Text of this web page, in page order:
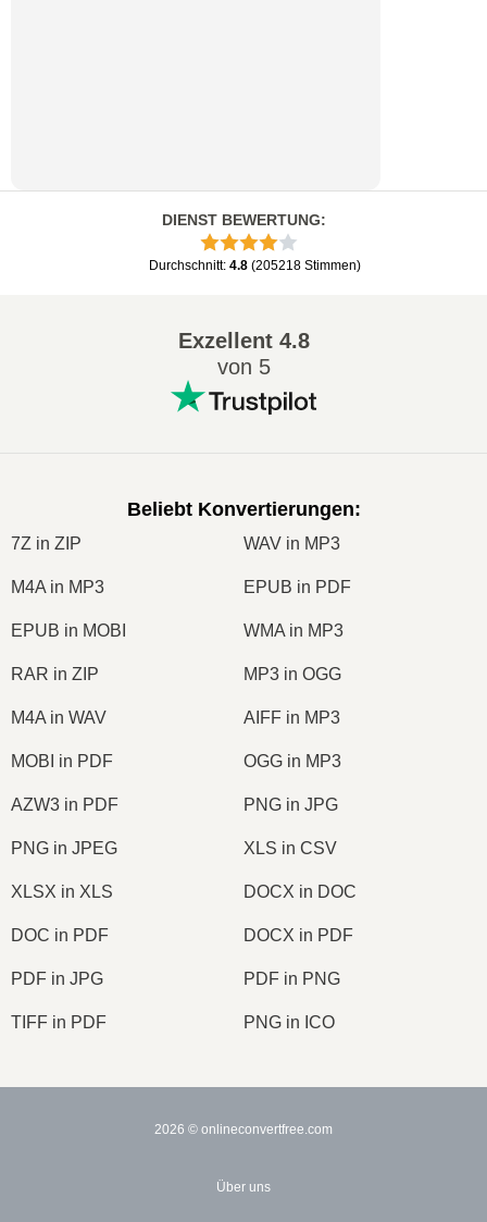
DIENST BEWERTUNG:
Durchschnitt: 4.8 (205218 Stimmen)
Exzellent4.8
von 5
Beliebt Konvertierungen:
7Z in ZIP WAV in MP3
M4A in MP3 EPUB in PDF
EPUB in MOBI WMA in MP3
RAR in ZIP MP3 in OGG
M4A in WAV AIFF in MP3
MOBI in PDF OGG in MP3
AZW3 in PDF PNG in JPG
PNG in JPEG XLS in CSV
XLSX in XLS DOCX in DOC
DOC in PDF DOCX in PDF
PDF in JPG PDF in PNG
TIFF in PDF PNG in ICO
2026 © onlineconvertfree.com
Über uns